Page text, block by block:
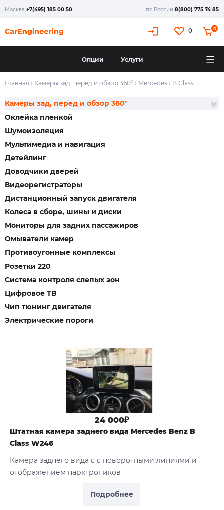
Москва +7(495) 185 00 50 по России 8(800) 775 74 85
0 0
Опции Услуги
Главная › Камеры зад, перед и обзор 360° › Mercedes › B Class
Оклейка пленкой
Шумоизоляция
Мультимедиа и навигация
Детейлинг
Доводчики дверей
Видеорегистраторы
Дистанционный запуск двигателя
Камеры зад, перед и обзор 360°
Колеса в сборе, шины и диски
Мониторы для задних пассажиров
Омыватели камер
Противоугонные комплексы
Розетки 220
Система контроля слепых зон
Цифровое ТВ
Чип тюнинг двигателя
Электрические пороги
Подробнее
24 000₽
Штатная камера заднего вида Mercedes Benz B
Class W246
Камера заднего вида c с поворотными линиями и
отображением парктроников